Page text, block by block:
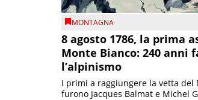
MONTAGNA
8 agosto 1786, la prima
Monte Bianco: 240 anni
l’alpinismo
I primi a raggiungere la vetta del
furono Jacques Balmat e Michel